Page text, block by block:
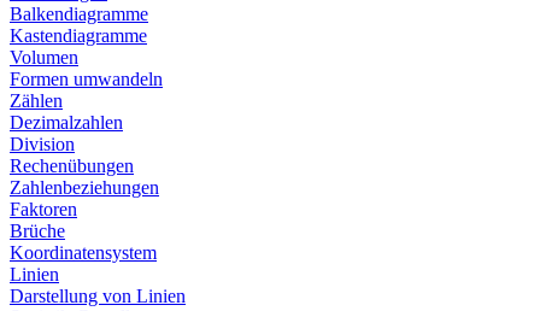
Balkendiagramme
Kastendiagramme
Volumen
Formen umwandeln
Zählen
Dezimalzahlen
Division
Rechenübungen
Zahlenbeziehungen
Faktoren
Brüche
Koordinatensystem
Linien
Darstellung von Linien